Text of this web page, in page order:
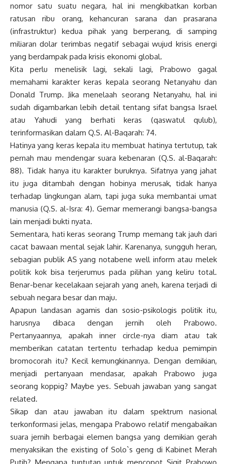
nomor satu suatu negara, hal ini mengkibatkan korban
ratusan ribu orang, kehancuran sarana dan prasarana
(infrastruktur) kedua pihak yang berperang, di samping
miliaran dolar terimbas negatif sebagai wujud krisis energi
yang berdampak pada krisis ekonomi global.
Kita perlu menelisik lagi, sekali lagi, Prabowo gagal
memahami karakter keras kepala seorang Netanyahu dan
Donald Trump. Jika menelaah seorang Netanyahu, hal ini
sudah digambarkan lebih detail tentang sifat bangsa Israel
atau Yahudi yang berhati keras (qaswatul qulub),
terinformasikan dalam Q.S. Al-Baqarah: 74.
Hatinya yang keras kepala itu membuat hatinya tertutup, tak
pernah mau mendengar suara kebenaran (Q.S. al-Baqarah:
88). Tidak hanya itu karakter buruknya. Sifatnya yang jahat
itu juga ditambah dengan hobinya merusak, tidak hanya
terhadap lingkungan alam, tapi juga suka membantai umat
manusia (Q.S. al-Isra: 4). Gemar memerangi bangsa-bangsa
lain menjadi bukti nyata.
Sementara, hati keras seorang Trump memang tak jauh dari
cacat bawaan mental sejak lahir. Karenanya, sungguh heran,
sebagian publik AS yang notabene well inform atau melek
politik kok bisa terjerumus pada pilihan yang keliru total.
Benar-benar kecelakaan sejarah yang aneh, karena terjadi di
sebuah negara besar dan maju.
Apapun landasan agamis dan sosio-psikologis politik itu,
harusnya dibaca dengan jernih oleh Prabowo.
Pertanyaannya, apakah inner circle-nya diam atau tak
memberikan catatan tertentu terhadap kedua pemimpin
bromocorah itu? Kecil kemungkinannya. Dengan demikian,
menjadi pertanyaan mendasar, apakah Prabowo juga
seorang koppig? Maybe yes. Sebuah jawaban yang sangat
related.
Sikap dan atau jawaban itu dalam spektrum nasional
terkonformasi jelas, mengapa Prabowo relatif mengabaikan
suara jernih berbagai elemen bangsa yang demikian gerah
menyaksikan the existing of Solo`s geng di Kabinet Merah
Putih? Mengapa tuntutan untuk mencopot Sigit Prabowo